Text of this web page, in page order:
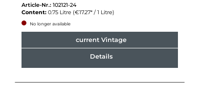
Article-Nr.: 102121-24
Content: 0.75 Litre (€17.27* / 1 Litre)
No longer available
current Vintage
Details